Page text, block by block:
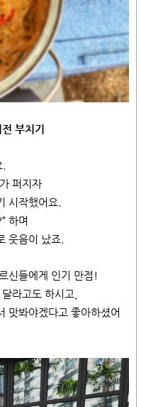
부치기
퍼지자
시작했어요.
하며
웃음이 났죠.
신들에게 인기 만점!
라고도 하시고,
맛봐야겠다고 좋아하셨어